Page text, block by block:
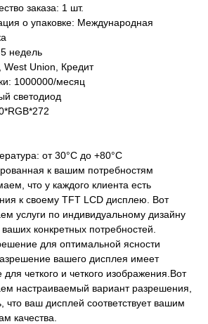
заказа: 1 шт.
о упаковке: Международная
недель
West Union, Кредит
1000000/месяц
светодиод
от 30°C до +80°C
к вашим потребностям
что у каждого клиента есть
к своему TFT LCD дисплею. Вот
услуги по индивидуальному дизайну
конкретных потребностей.
для оптимальной ясности
вашего дисплея имеет
четкого и четкого изображения.Вот
настраиваемый вариант разрешения,
что ваш дисплей соответствует вашим
качества.